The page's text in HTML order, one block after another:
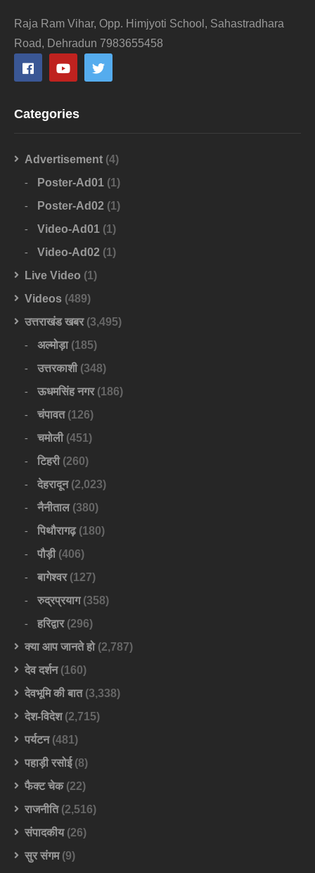
Raja Ram Vihar, Opp. Himjyoti School, Sahastradhara
Road, Dehradun 7983655458
Categories
Advertisement (4)
Poster-Ad01 (1)
Poster-Ad02 (1)
Video-Ad01 (1)
Video-Ad02 (1)
Live Video (1)
Videos (489)
उत्तराखंड खबर(3,495)
अल्मोड़ा(185)
उत्तरकाशी(348)
ऊधमसिंह नगर(186)
चंपावत(126)
चमोली(451)
टिहरी(260)
देहरादून(2,023)
नैनीताल(380)
पिथौरागढ़(180)
पौड़ी(406)
बागेश्वर(127)
रुद्रप्रयाग(358)
हरिद्वार(296)
क्या आप जानते हो(2,787)
देव दर्शन(160)
देवभूमि की बात(3,338)
देश-विदेश(2,715)
पर्यटन(481)
पहाड़ी रसोई(8)
फैक्ट चेक(22)
राजनीति(2,516)
संपादकीय(26)
सुर संगम(9)